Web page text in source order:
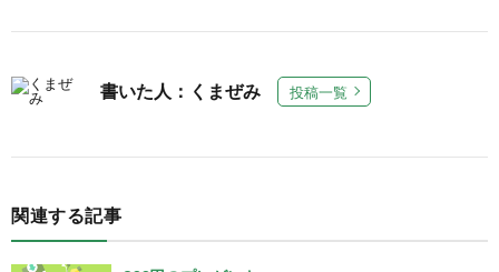
書いた人：くまぜみ 投稿一覧
関連する記事